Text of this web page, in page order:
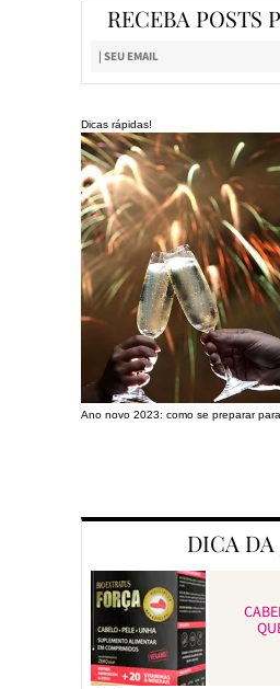
RECEBA POSTS
Dicas rápidas!
Ano novo 2023: como se preparar
DICA DA